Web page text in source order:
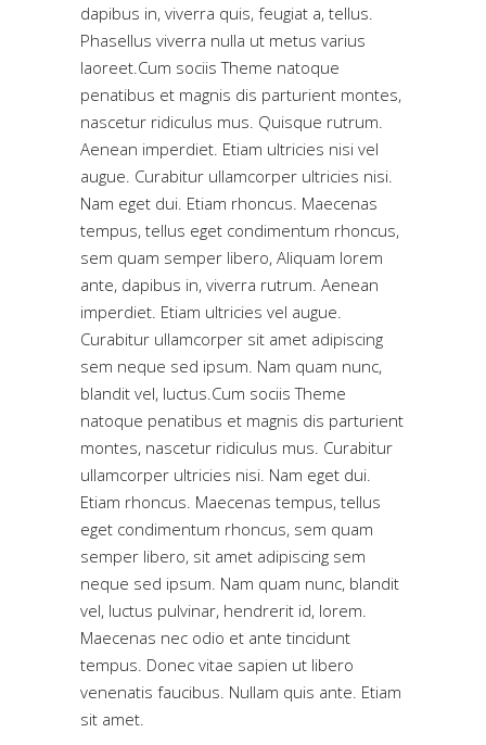
dapibus in, viverra quis, feugiat a, tellus.
Phasellus viverra nulla ut metus varius
laoreet.Cum sociis Theme natoque
penatibus et magnis dis parturient montes,
nascetur ridiculus mus. Quisque rutrum.
Aenean imperdiet. Etiam ultricies nisi vel
augue. Curabitur ullamcorper ultricies nisi.
Nam eget dui. Etiam rhoncus. Maecenas
tempus, tellus eget condimentum rhoncus,
sem quam semper libero, Aliquam lorem
ante, dapibus in, viverra rutrum. Aenean
imperdiet. Etiam ultricies vel augue.
Curabitur ullamcorper sit amet adipiscing
sem neque sed ipsum. Nam quam nunc,
blandit vel, luctus.Cum sociis Theme
natoque penatibus et magnis dis parturient
montes, nascetur ridiculus mus. Curabitur
ullamcorper ultricies nisi. Nam eget dui.
Etiam rhoncus. Maecenas tempus, tellus
eget condimentum rhoncus, sem quam
semper libero, sit amet adipiscing sem
neque sed ipsum. Nam quam nunc, blandit
vel, luctus pulvinar, hendrerit id, lorem.
Maecenas nec odio et ante tincidunt
tempus. Donec vitae sapien ut libero
venenatis faucibus. Nullam quis ante. Etiam
sit amet.